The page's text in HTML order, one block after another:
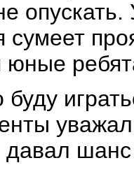
сумеет
юные
давал